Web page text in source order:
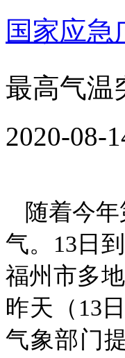
国家应急
最高气温
2020-08-
随着今
气。13日
福州市多
昨天（13
气象部门